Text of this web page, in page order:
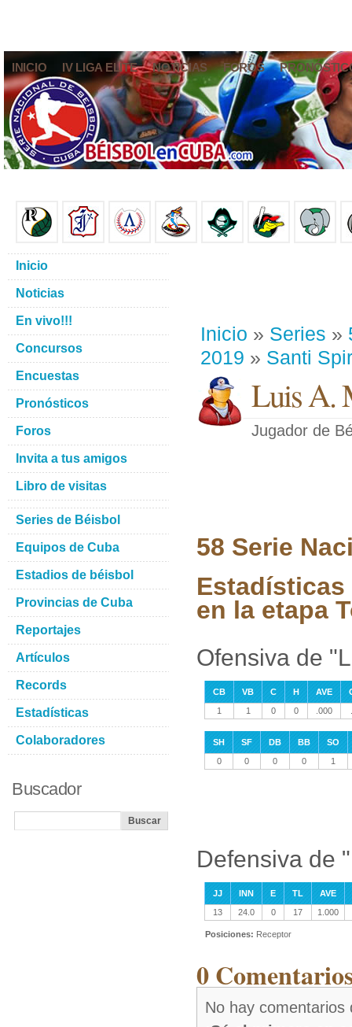
INICIO IV LIGA ELITE NOTICIAS FOROS
Inicio » Series »
2019 » Santi
Luis A.
Jugador de
58 Serie
en la etapa
Ofensiva de
CB VB C H AVE
1
1 0 0 .000
SH SF DB BB
SO
0
0 0 0 1
Defensiva de
JJ INN E TL
AVE
13
24.0 0 17 1.000
Posiciones: Receptor
0
No hay comentarios
Inicio
Noticias
En vivo!!!
Concursos
Encuestas
Pronósticos
Foros
Invita a tus amigos
Libro de visitas
Series de Béisbol
Equipos de Cuba
Estadios de béisbol
Provincias de Cuba
Reportajes
Artículos
Records
Estadísticas
Colaboradores
Buscador